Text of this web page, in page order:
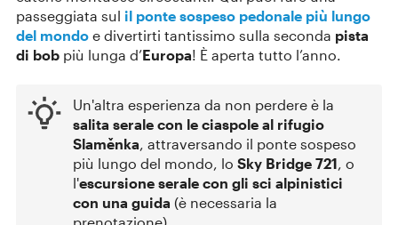
passeggiata sul il ponte sospeso pedonale più lungo
del mondo e divertirti tantissimo sulla seconda pista
di bob più lunga d’Europa! È aperta tutto l’anno.
Un'altra esperienza da non perdere è la
salita serale con le ciaspole al rifugio
Slaměnka, attraversando il ponte sospeso
più lungo del mondo, lo Sky Bridge 721, o
l'escursione serale con gli sci alpinistici
con una guida (è necessaria la